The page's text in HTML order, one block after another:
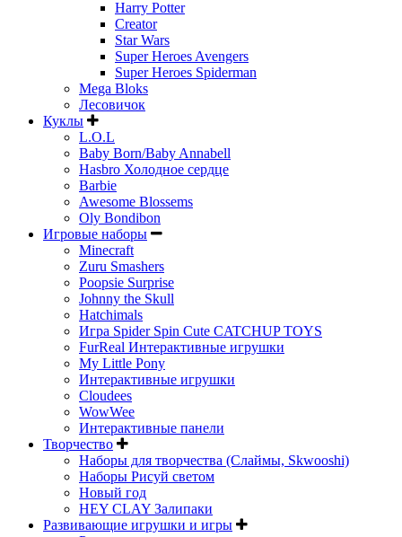
Harry Potter
Creator
Star Wars
Super Heroes Avengers
Super Heroes Spiderman
Mega Bloks
Лесовичок
Куклы
L.O.L
Baby Born/Baby Annabell
Hasbro Холодное сердце
Barbie
Awesome Blossems
Oly Bondibon
Игровые наборы
Minecraft
Zuru Smashers
Poopsie Surprise
Johnny the Skull
Hatchimals
Игра Spider Spin Cute CATCHUP TOYS
FurReal Интерактивные игрушки
My Little Pony
Интерактивные игрушки
Cloudees
WowWee
Интерактивные панели
Творчество
Наборы для творчества (Слаймы, Skwooshi)
Наборы Рисуй светом
Новый год
HEY CLAY Залипаки
Развивающие игрушки и игры